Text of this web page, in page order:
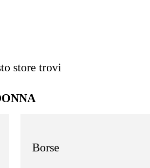
store trovi
Borse